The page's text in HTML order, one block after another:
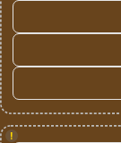
!